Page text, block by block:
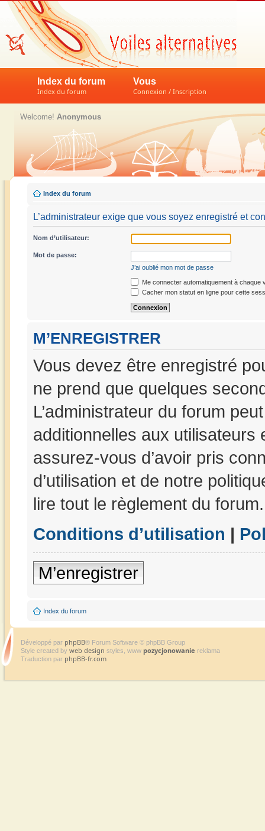
Index du forum
Index du forum
Vous
Connexion / Inscription
Welcome! Anonymous
Index du forum
L’administrateur exige que vous soyez enregistré et
Nom d’utilisateur:
Mot de passe:
J’ai oublié mon mot de passe
Me connecter automatiquement à chaque
Cacher mon statut en ligne pour cette
M’ENREGISTRER
Vous devez être enregistré
ne prend que quelques
L’administrateur du forum
additionnelles aux utilisateurs
assurez-vous d’avoir pris
d’utilisation et de notre
lire tout le règlement du forum.
Conditions d’utilisation |
M’enregistrer
Index du forum
Développé par phpBB® Forum Software © phpBB Group
Style created by web design styles, www pozycjonowanie reklama
Traduction par phpBB-fr.com